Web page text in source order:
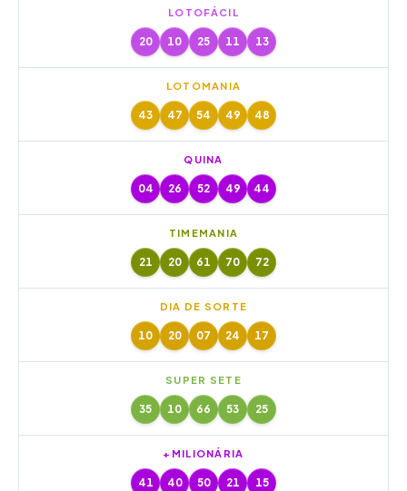
LOTOFÁCIL
20 10 25 11 13
LOTOMANIA
43 47 54 49 48
QUINA
04 26 52 49 44
TIMEMANIA
21 20 61 70 72
DIA DE SORTE
10 20 07 24 17
SUPER SETE
35 10 66 53 25
+MILIONÁRIA
41 40 50 21 15